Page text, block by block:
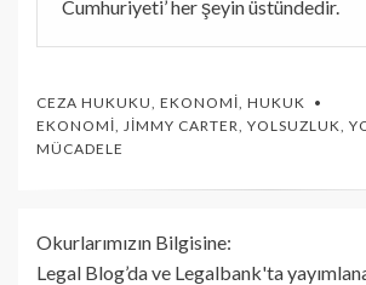
Cumhuriyeti’ her şeyin üstündedir.
CEZA HUKUKU EKONOMI HUKUK
EKONOMI
JIMMY CARTER YOLSUZLUK
MÜCADELE
Okurlarımızın Bilgisine:
Legal Blog’da ve Legalbank'ta